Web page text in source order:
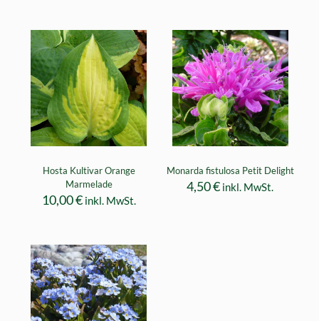
Hosta Kultivar Orange
Marmelade
10,00€ inkl. MwSt.
Monarda fistulosa Petit Delight
4,50€ inkl. MwSt.